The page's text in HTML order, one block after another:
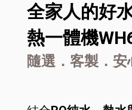
全家人的好
熱一體機
隨選．客製．安